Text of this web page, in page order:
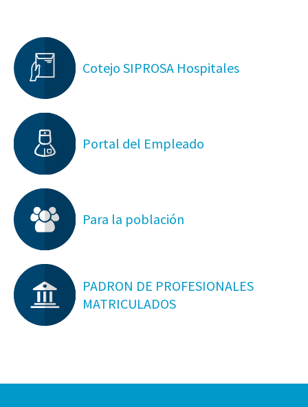
Cotejo SIPROSA Hospitales
Portal del Empleado
Para la población
PADRON DE PROFESIONALES
MATRICULADOS